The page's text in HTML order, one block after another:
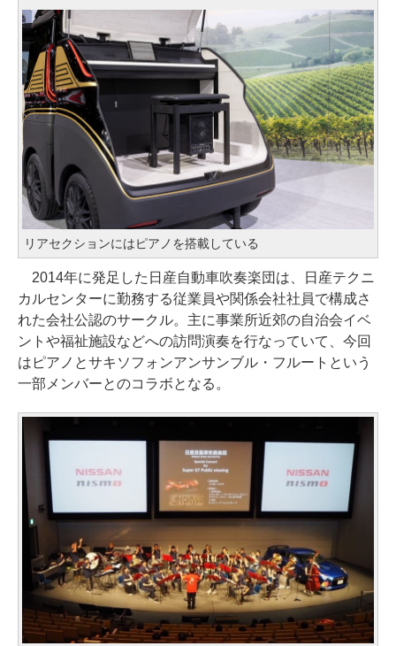
リアセクションにはピアノを搭載している
2014年に発足した日産自動車吹奏楽団は、日産テクニ
カルセンターに勤務する従業員や関係会社社員で構成さ
れた会社公認のサークル。主に事業所近郊の自治会イベ
ントや福祉施設などへの訪問演奏を行なっていて、今回
はピアノとサキソフォンアンサンブル・フルートという
一部メンバーとのコラボとなる。